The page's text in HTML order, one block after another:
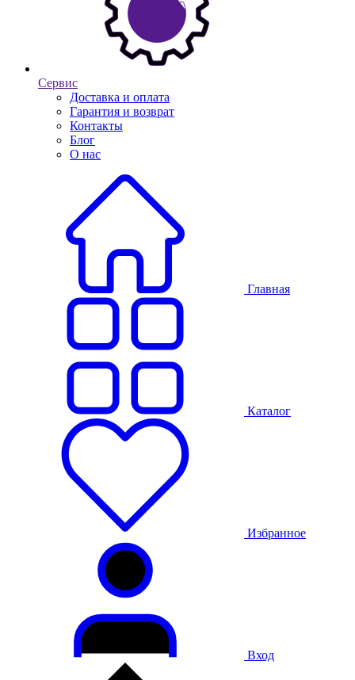
Сервис
Доставка и оплата
Гарантия и возврат
Контакты
Блог
О нас
Главная
Каталог
Избранное
Вход